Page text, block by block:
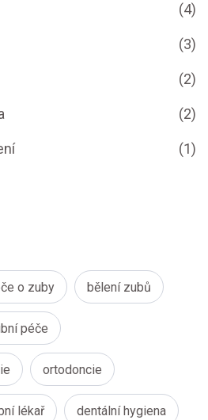
(4)
(3)
(2)
(2)
(1)
o zuby bělení zubů
péče
ortodoncie
lékař dentální hygiena